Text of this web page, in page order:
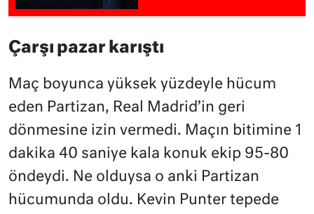
Çarşı pazar karıştı
Maç boyunca yüksek yüzdeyle hücum
eden Partizan, Real Madrid’in geri
dönmesine izin vermedi. Maçın bitimine 1
dakika 40 saniye kala konuk ekip 95-80
öndeydi. Ne olduysa o anki Partizan
hücumunda oldu. Kevin Punter tepede